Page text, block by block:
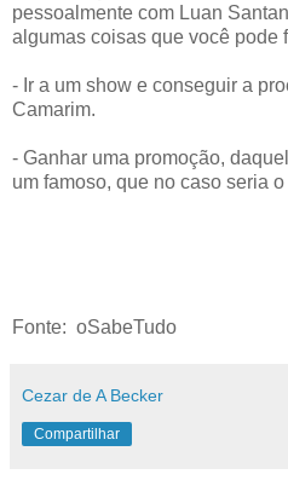
pessoalmente com Luan
algumas coisas que você pode
- Ir a um show e conseguir a
Camarim.
- Ganhar uma promoção,
um famoso, que no caso seria o
Fonte: oSabeTudo
Cezar de A Becker
Compartilhar